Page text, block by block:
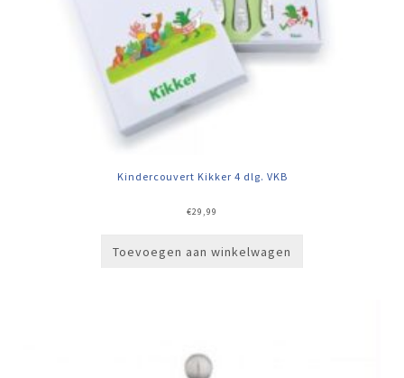
Kindercouvert Kikker 4 dlg. VKB
€29,99
Toevoegen aan winkelwagen